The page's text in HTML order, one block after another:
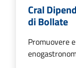
Cral
di Bollate
Promuovere